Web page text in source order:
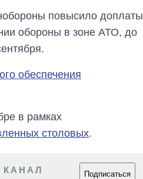
повысило доплаты
обороны в зоне АТО, до
обеспечения
в рамках
столовых.
КАНАЛ Подписаться
Как за 10 лет